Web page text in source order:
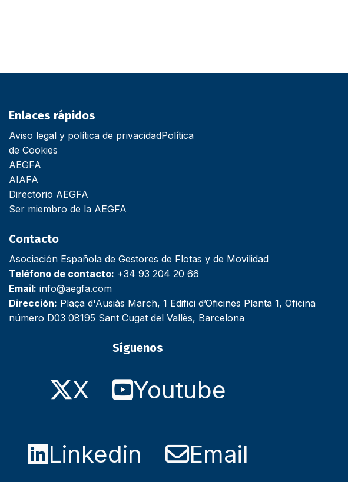
Enlaces rápidos
Aviso legal y política de privacidadPolítica
de Cookies
AEGFA
AIAFA
Directorio AEGFA
Ser miembro de la AEGFA
Contacto
Asociación Española de Gestores de Flotas y de Movilidad
Teléfono de contacto: +34 93 204 20 66
Email: info@aegfa.com
Dirección: Plaça d'Ausiàs March, 1 Edifici d’Oficines Planta 1, Oficina
número D03 08195 Sant Cugat del Vallès, Barcelona
Síguenos
X Youtube
Linkedin Email